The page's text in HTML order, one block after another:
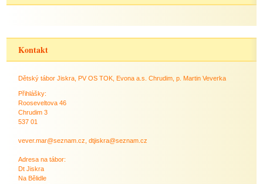
Kontakt
Dětský tábor Jiskra, PV OS TOK, Evona a.s. Chrudim, p. Martin Veverka
Přihlášky:
Rooseveltova 46
Chrudim 3
537 01
vever.mar@seznam.cz, dtjiskra@seznam.cz
Adresa na tábor:
Dt Jiskra
Na Bělidle